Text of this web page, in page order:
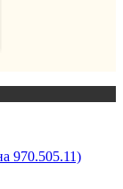
970.505.11)